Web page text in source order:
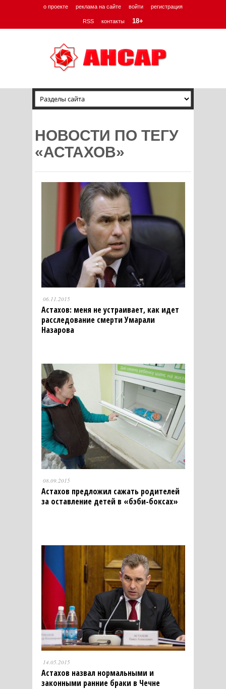
о проекте реклама на сайте войти регистрация
RSS контакты 18+
НОВОСТИ ПО ТЕГУ
«АСТАХОВ»
06.11.2015
Астахов: меня не устраивает, как идет
расследование смерти Умарали
Назарова
08.09.2015
Астахов предложил сажать родителей
за оставление детей в «бэби-боксах»
14.05.2015
Астахов назвал нормальными и
законными ранние браки в Чечне